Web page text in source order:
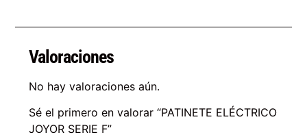
Valoraciones
No hay valoraciones aún.
Sé el primero en valorar “PATINETE ELÉCTRICO
JOYOR SERIE F”